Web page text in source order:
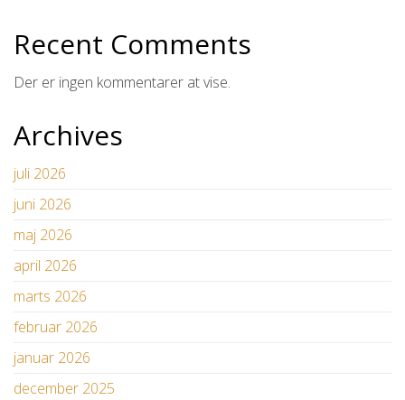
Recent Comments
Der er ingen kommentarer at vise.
Archives
juli 2026
juni 2026
maj 2026
april 2026
marts 2026
februar 2026
januar 2026
december 2025